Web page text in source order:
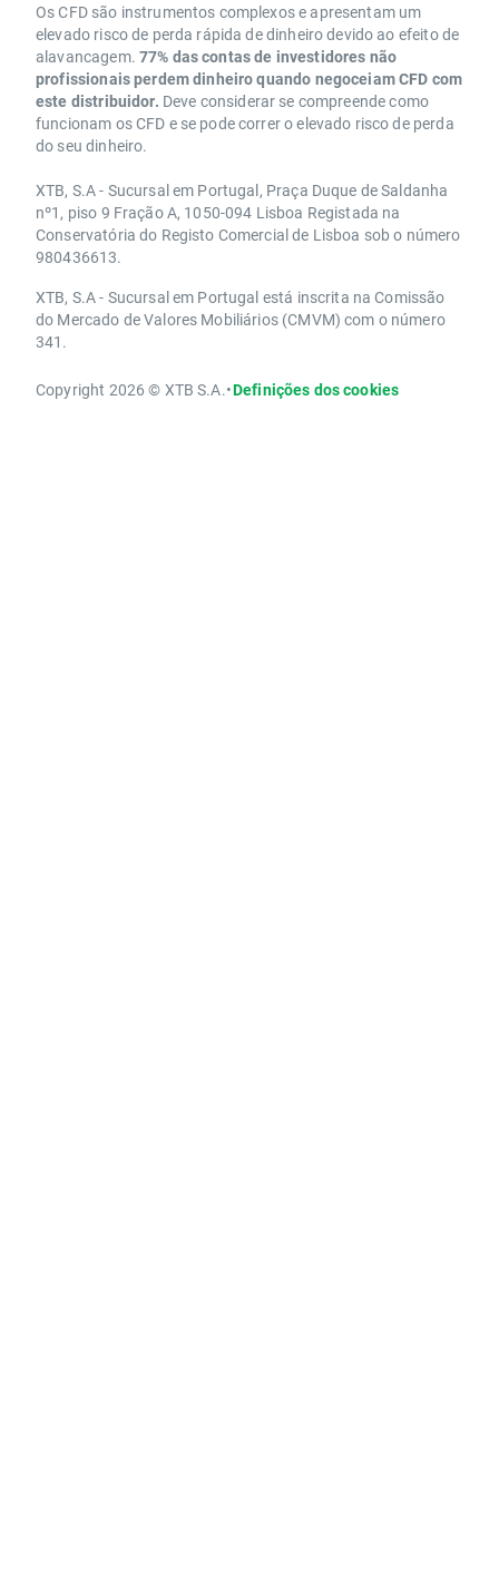
Os CFD são instrumentos complexos e apresentam um
elevado risco de perda rápida de dinheiro devido ao efeito de
alavancagem. 77% das contas de investidores não
profissionais perdem dinheiro quando negoceiam CFD com
este distribuidor. Deve considerar se compreende como
funcionam os CFD e se pode correr o elevado risco de perda
do seu dinheiro.
XTB, S.A - Sucursal em Portugal, Praça Duque de Saldanha
nº1, piso 9 Fração A, 1050-094 Lisboa Registada na
Conservatória do Registo Comercial de Lisboa sob o número
980436613.
XTB, S.A - Sucursal em Portugal está inscrita na Comissão
do Mercado de Valores Mobiliários (CMVM) com o número
341.
Copyright 2026 © XTB S.A.•Definições dos cookies